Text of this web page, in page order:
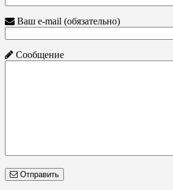
Ваш e-mail (обязательно)
Сообщение
Отправить